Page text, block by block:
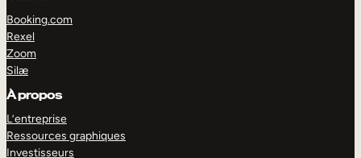
Booking.com
Rexel
Zoom
Silæ
À propos
L’entreprise
Ressources graphiques
Investisseurs